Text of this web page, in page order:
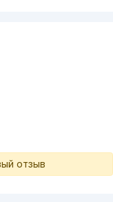
отзыв